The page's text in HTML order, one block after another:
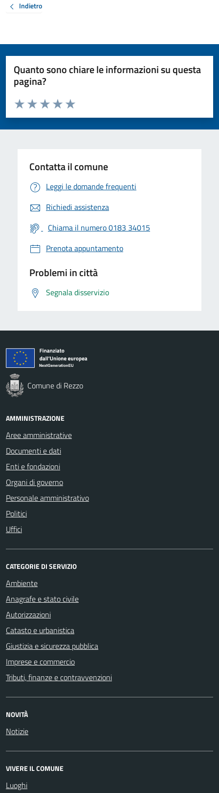
Indietro
Quanto sono chiare le informazioni su questa
pagina?
Valuta da 1 a 5 stelle la pagina
Valuta 5 stelle su 5
Valuta 4 stelle su 5
Valuta 3 stelle su 5
Valuta 2 stelle su 5
Valuta 1 stelle su 5
Contatta il comune
Leggi le domande frequenti
Richiedi assistenza
Chiama il numero 0183 34015
Prenota appuntamento
Problemi in città
Segnala disservizio
Comune di Rezzo
AMMINISTRAZIONE
Aree amministrative
Documenti e dati
Enti e fondazioni
Organi di governo
Personale amministrativo
Politici
Uffici
CATEGORIE DI SERVIZIO
Ambiente
Anagrafe e stato civile
Autorizzazioni
Catasto e urbanistica
Giustizia e sicurezza pubblica
Imprese e commercio
Tributi, finanze e contravvenzioni
NOVITÀ
Notizie
VIVERE IL COMUNE
Luoghi